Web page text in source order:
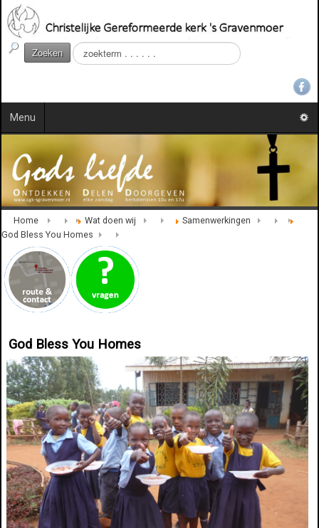
Zoeken
Z
o
e
.
Menu
Home Wat doen wij
Samenwerkingen
God Bless You Homes
God Bless You Homes